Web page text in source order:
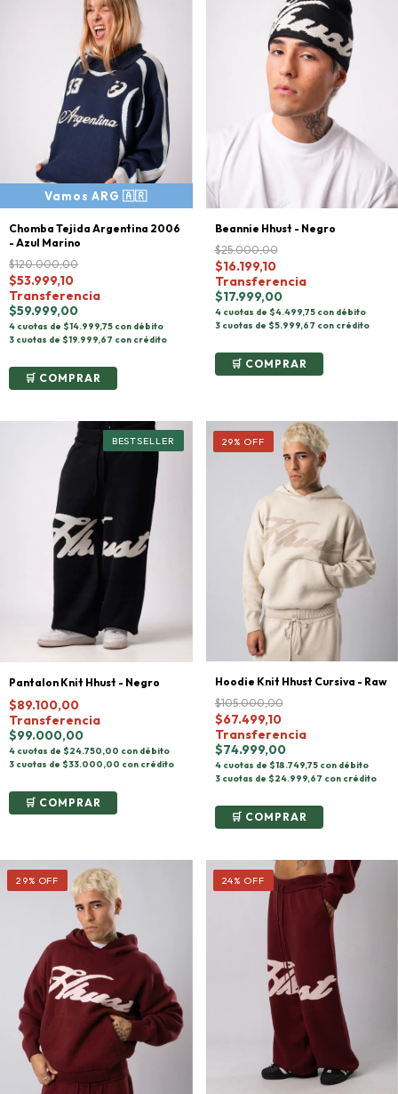
Chomba Tejida Argentina 2006
- Azul Marino
$120.000,00
$53.999,10
Transferencia
$59.999,00
4 cuotas de $14.999,75 con débito
3 cuotas de $19.999,67 con crédito
COMPRAR
Beannie Hhust - Negro
$25.000,00
$16.199,10
Transferencia
$17.999,00
4 cuotas de $4.499,75 con débito
3 cuotas de $5.999,67 con crédito
COMPRAR
Pantalon Knit Hhust - Negro
$89.100,00
Transferencia
$99.000,00
4 cuotas de $24.750,00 con débito
3 cuotas de $33.000,00 con crédito
COMPRAR
29% OFF
Hoodie Knit Hhust Cursiva - Raw
$105.000,00
$67.499,10
Transferencia
$74.999,00
4 cuotas de $18.749,75 con débito
3 cuotas de $24.999,67 con crédito
COMPRAR
29% OFF 24% OFF